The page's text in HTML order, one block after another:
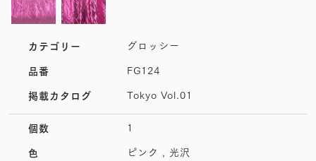
カテゴリー グロッシー
品番 FG124
掲載カタログ Tokyo Vol.01
個数 1
色 ピンク , 光沢